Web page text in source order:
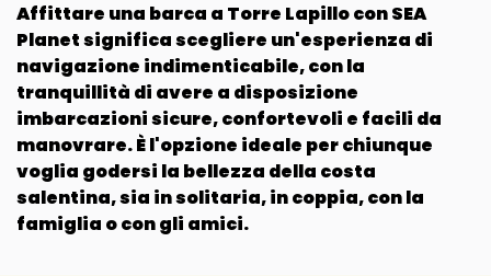
Affittare una barca a Torre Lapillo con SEA
Planet significa scegliere un'esperienza di
navigazione indimenticabile, con la
tranquillità di avere a disposizione
imbarcazioni sicure, confortevoli e facili da
manovrare. È l'opzione ideale per chiunque
voglia godersi la bellezza della costa
salentina, sia in solitaria, in coppia, con la
famiglia o con gli amici.